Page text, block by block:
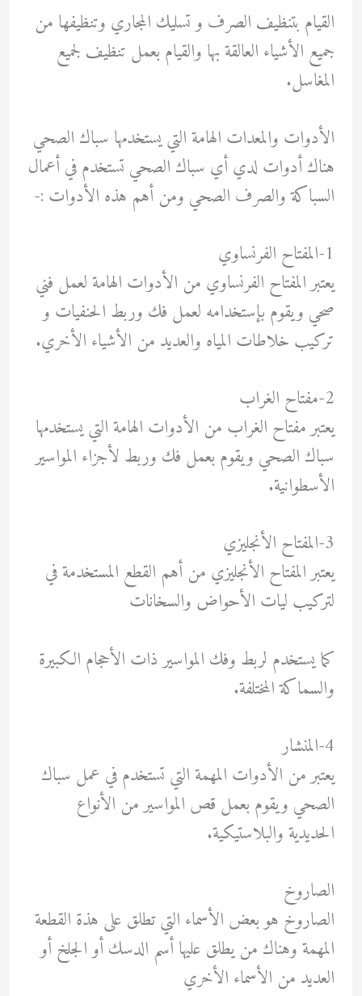
القيام بتنظيف الصرف و تسليك المجاري وتنظيفها من
جميع الأشياء العالقة بها والقيام بعمل تنظيف لجميع
المغاسل.
الأدوات والمعدات الهامة التي يستخدمها سباك الصحي
هناك أدوات لدي أي سباك الصحي تستخدم في أعمال
السباكة والصرف الصحي ومن أهم هذه الأدوات :-
1-المفتاح الفرنساوي
يعتبر المفتاح الفرنساوي من الأدوات الهامة لعمل فني
صحي ويقوم بإستخدامه لعمل فك وربط الحنفيات و
تركيب خلاطات المياه والعديد من الأشياء الأخري.
2-مفتاح الغراب
يعتبر مفتاح الغراب من الأدوات الهامة التي يستخدمها
سباك الصحي ويقوم بعمل فك وربط لأجزاء المواسير
الأسطوانية.
3-المفتاح الأنجليزي
يعتبر المفتاح الأنجليزي من أهم القطع المستخدمة في
لتركيب ليات الأحواض والسخانات
كما يستخدم لربط وفك المواسير ذات الأحجام الكبيرة
والسماكة المختلفة.
4-المنشار
يعتبر من الأدوات المهمة التي تستخدم في عمل سباك
الصحي ويقوم بعمل قص المواسير من الأنواع
الحديدية والبلاستيكية.
الصاروخ
الصاروخ هو بعض الأسماء التي تطلق على هذة القطعة
المهمة وهناك من يطلق عليها أسم الدسك أو الجلخ أو
العديد من الأسماء الأخري